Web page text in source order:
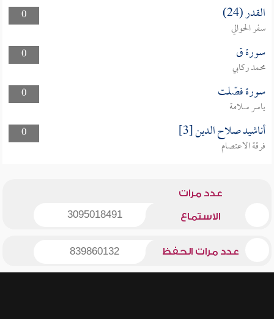
0
القدر (24)
سفر الحوالي
0
سورة ق
محمد ركابي
0
سورة فصّلت
ياسر سلامة
0
أناشيد صلاح الدين [3]
فرقة الاعتصام
عدد مرات
الاستماع 3095018491
عدد مرات الحفظ 839860132